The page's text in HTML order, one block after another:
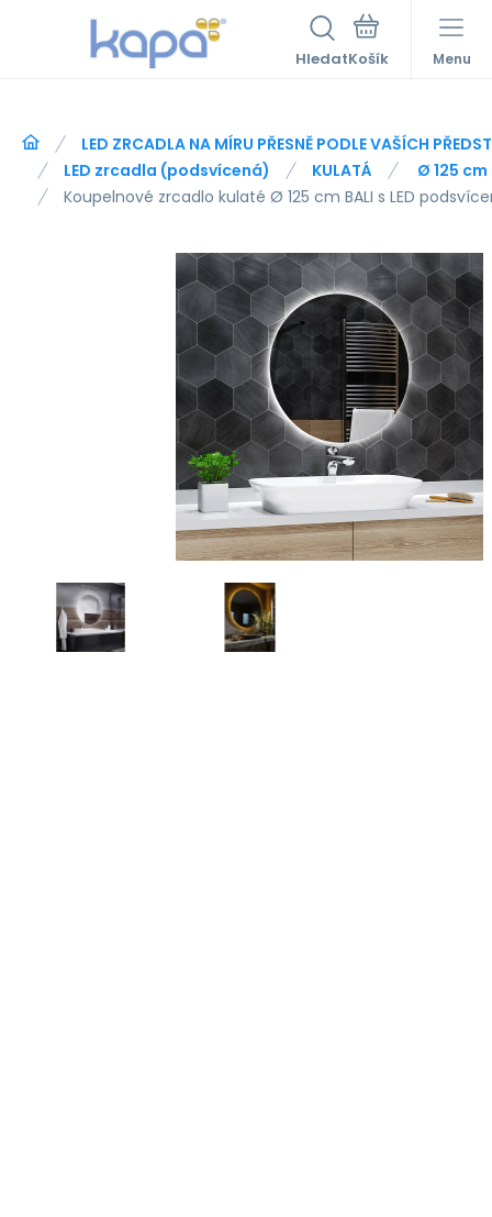
Hledat Menu
LED ZRCADLA NA MÍRU PŘESNĚ PODLE VAŠÍCH
LED zrcadla (podsvícená)
KULATÁ
Ø 125 cm
Koupelnové zrcadlo kulaté Ø 125 cm BALI s LED